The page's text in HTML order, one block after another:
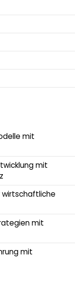
mit
mit
wirtschaftliche
mit
mit